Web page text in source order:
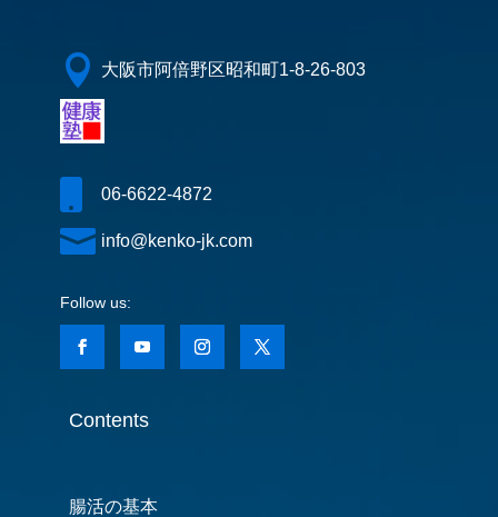
 大阪市阿倍野区昭和町1-8-26-803
06-6622-4872
 info@kenko-jk.com
Contents
腸活の基本